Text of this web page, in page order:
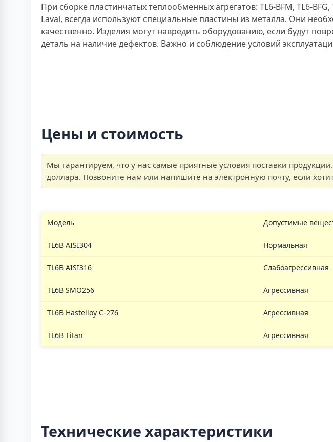
При сборке пластинчатых теплообменных агрегатов: TL6-BFM, TL6-
Laval, всегда используют специальные пластины из металла. Они
качественно. Изделия могут навредить оборудованию, если будут
деталь на наличие дефектов. Важно и соблюдение условий
Цены и стоимость
Мы гарантируем, что у нас самые приятные условия поставки
доллара. Позвоните нам или напишите на электронную почту, если
Модель Допустимые
TL6B AISI304 Нормальная
TL6B AISI316 Слабоагрессивная
TL6B SMO256 Агрессивная
TL6B Hastelloy C-276 Агрессивная
TL6B Titan Агрессивная
Технические характеристики